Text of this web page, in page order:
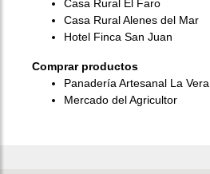
Casa Rural El Faro
Casa Rural Alenes del Mar
Hotel Finca San Juan
Comprar productos
Panadería Artesanal La Vera
Mercado del Agricultor